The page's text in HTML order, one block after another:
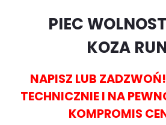
PIEC
KOZA
NAPISZ LUB
TECHNICZNIE I NA
KOMPROMIS